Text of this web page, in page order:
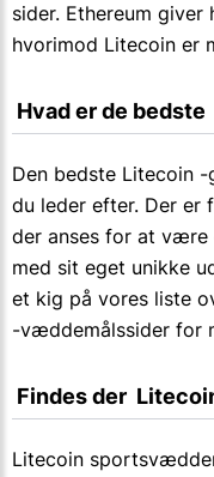
sider. Ethereum
hvorimod Litecoin er
Hvad er de
Den bedste Litecoin
du leder efter. Der er
der anses for at være
med sit eget unikke
et kig på vores liste
-væddemålssider for
Findes der
Litecoin